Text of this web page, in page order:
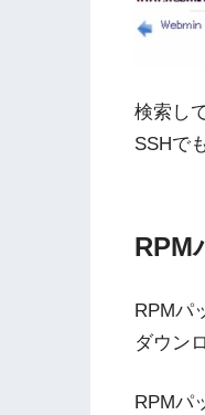
検索し
SSHで
RPM
RPMパ
ダウン
RPMパ